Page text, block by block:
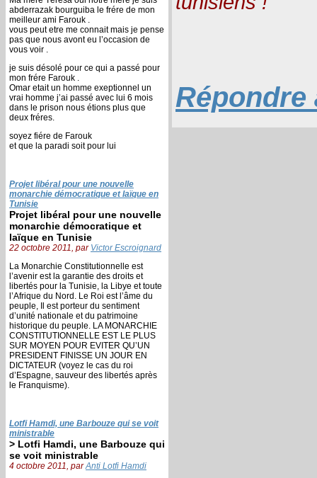
abderrazak bourguiba le frére de mon
meilleur ami Farouk .
vous peut etre me connait mais je pense
pas que nous avont eu l’occasion de
vous voir .
je suis désolé pour ce qui a passé pour
mon frére Farouk .
Omar etait un homme exeptionnel un
vrai homme j’ai passé avec lui 6 mois
dans le prison nous étions plus que
deux fréres.
soyez fiére de Farouk
et que la paradi soit pour lui
Projet libéral pour une nouvelle
monarchie démocratique et laïque en
Tunisie
Projet libéral pour une nouvelle
monarchie démocratique et
laïque en Tunisie
22 octobre 2011, par Victor Escroignard
La Monarchie Constitutionnelle est
l’avenir est la garantie des droits et
libertés pour la Tunisie, la Libye et toute
l’Afrique du Nord. Le Roi est l’âme du
peuple, Il est porteur du sentiment
d’unité nationale et du patrimoine
historique du peuple. LA MONARCHIE
CONSTITUTIONNELLE EST LE PLUS
SUR MOYEN POUR EVITER QU’UN
PRESIDENT FINISSE UN JOUR EN
DICTATEUR (voyez le cas du roi
d’Espagne, sauveur des libertés après
le Franquisme).
Lotfi Hamdi, une Barbouze qui se voit
ministrable
> Lotfi Hamdi, une Barbouze qui
se voit ministrable
4 octobre 2011, parAnti Lotfi Hamdi
Répondre